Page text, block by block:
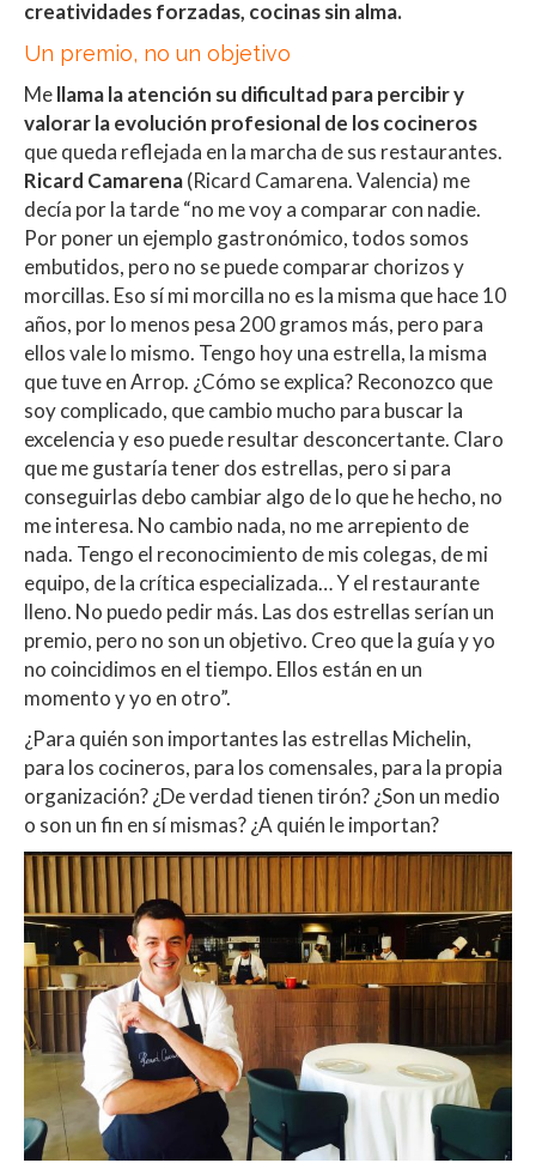
creatividades forzadas, cocinas sin alma.
Un premio, no un objetivo
Mellama la atención su dificultad para percibir y
valorar la evolución profesional de los cocineros
que queda reflejada en la marcha de sus restaurantes.
Ricard Camarena(Ricard Camarena. Valencia) me
decía por la tarde “no me voy a comparar con nadie.
Por poner un ejemplo gastronómico, todos somos
embutidos, pero no se puede comparar chorizos y
morcillas. Eso sí mi morcilla no es la misma que hace 10
años, por lo menos pesa 200 gramos más, pero para
ellos vale lo mismo. Tengo hoy una estrella, la misma
que tuve en Arrop. ¿Cómo se explica? Reconozco que
soy complicado, que cambio mucho para buscar la
excelencia y eso puede resultar desconcertante. Claro
que me gustaría tener dos estrellas, pero si para
conseguirlas debo cambiar algo de lo que he hecho, no
me interesa. No cambio nada, no me arrepiento de
nada. Tengo el reconocimiento de mis colegas, de mi
equipo, de la crítica especializada… Y el restaurante
lleno. No puedo pedir más. Las dos estrellas serían un
premio, pero no son un objetivo. Creo que la guía y yo
no coincidimos en el tiempo. Ellos están en un
momento y yo en otro”.
¿Para quién son importantes las estrellas Michelin,
para los cocineros, para los comensales, para la propia
organización? ¿De verdad tienen tirón? ¿Son un medio
o son un fin en sí mismas? ¿A quién le importan?